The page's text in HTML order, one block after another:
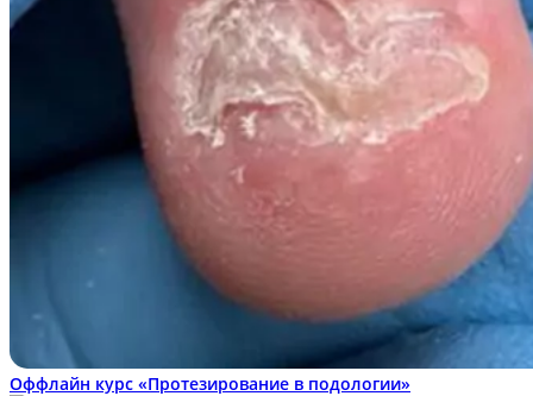
Оффлайн курс «Протезирование в подологии»